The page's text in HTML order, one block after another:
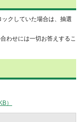
クしていた場合は、抽選
わせには一切お答えするこ
）